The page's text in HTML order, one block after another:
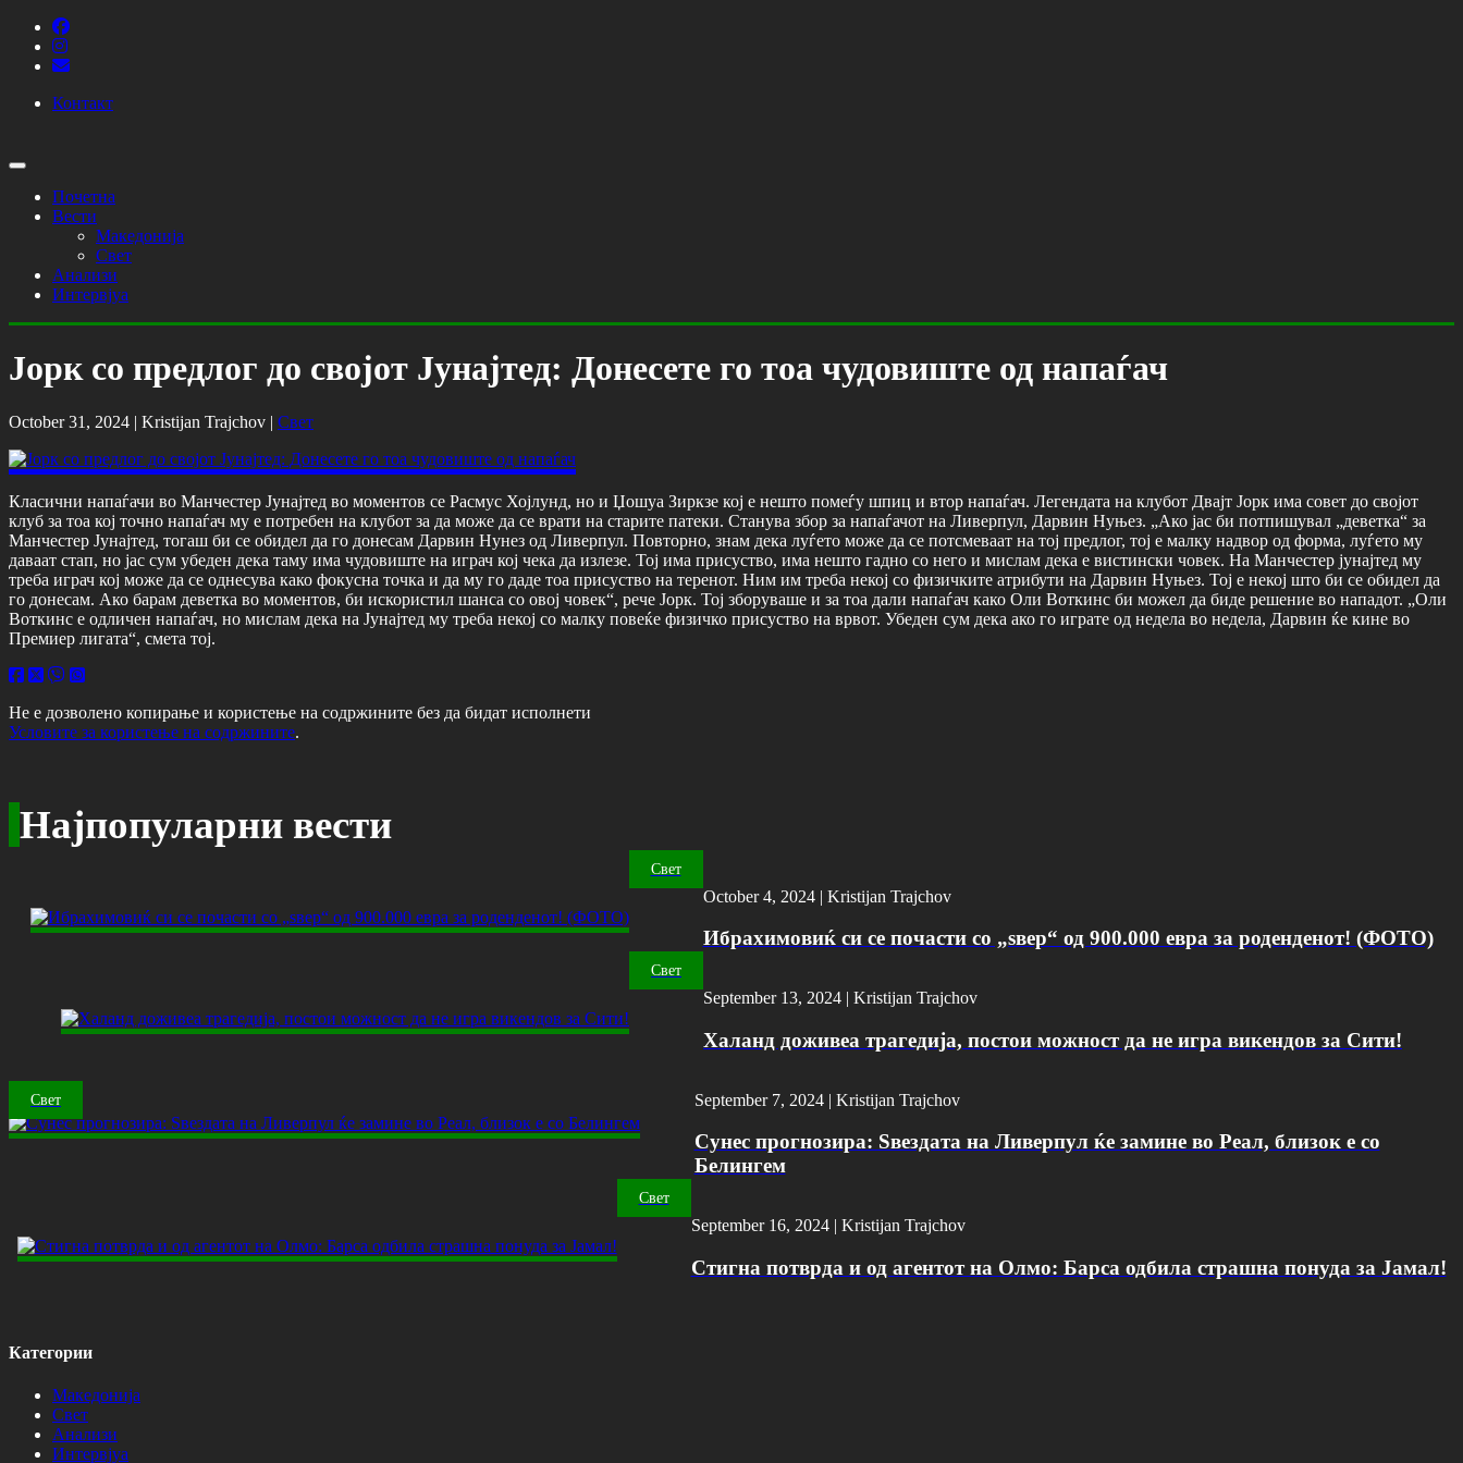
Контакт
Почетна
Вести
Македонија
Свет
Анализи
Интервјуа
Јорк со предлог до својот Јунајтед: Донесете го тоа чудовиште од напаѓач
October 31, 2024 | Kristijan Trajchov | Свет
Класични напаѓачи во Манчестер Јунајтед во моментов се Расмус Хојлунд, но и Џошуа Зиркзе кој е нешто помеѓу шпиц и втор напаѓач. Легендата на клубот Двајт Јорк има совет до својот
клуб за тоа кој точно напаѓач му е потребен на клубот за да може да се врати на старите патеки. Станува збор за напаѓачот на Ливерпул, Дарвин Нуњез. „Ако јас би потпишувал „деветка“ за
Манчестер Јунајтед, тогаш би се обидел да го донесам Дарвин Нунез од Ливерпул. Повторно, знам дека луѓето може да се потсмеваат на тој предлог, тој е малку надвор од форма, луѓето му
даваат стап, но јас сум убеден дека таму има чудовиште на играч кој чека да излезе. Тој има присуство, има нешто гадно со него и мислам дека е вистински човек. На Манчестер јунајтед му
треба играч кој може да се однесува како фокусна точка и да му го даде тоа присуство на теренот. Ним им треба некој со физичките атрибути на Дарвин Нуњез. Тој е некој што би се обидел да
го донесам. Ако барам деветка во моментов, би искористил шанса со овој човек“, рече Јорк. Тој зборуваше и за тоа дали напаѓач како Оли Воткинс би можел да биде решение во нападот. „Оли
Воткинс е одличен напаѓач, но мислам дека на Јунајтед му треба некој со малку повеќе физичко присуство на врвот. Убеден сум дека ако го играте од недела во недела, Дарвин ќе кине во
Премиер лигата“, смета тој.
Не е дозволено копирање и користење на содржините без да бидат исполнети
Условите за користење на содржините.
Најпопуларни вести
Свет
October 4, 2024 | Kristijan Trajchov
Ибрахимовиќ си се почасти со „ѕвер“ од 900.000 евра за роденденот! (ФОТО)
Свет
September 13, 2024 | Kristijan Trajchov
Халанд доживеа трагедија, постои можност да не игра викендов за Сити!
Свет September 7, 2024 | Kristijan Trajchov
Сунес прогнозира: Ѕвездата на Ливерпул ќе замине во Реал, близок е со
Белингем
Свет
September 16, 2024 | Kristijan Trajchov
Стигна потврда и од агентот на Олмо: Барса одбила страшна понуда за Јамал!
Категории
Македонија
Свет
Анализи
Интервјуа